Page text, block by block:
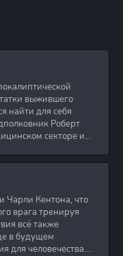
выжившего
найти для себя
Роберт
секторе и
Чарли Кентона, что
врага тренируя
всё также
в будущем
для человечества.